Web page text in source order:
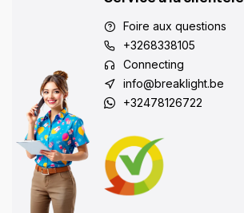
Foire aux questions
+3268338105
Connecting
info@breaklight.be
+32478126722